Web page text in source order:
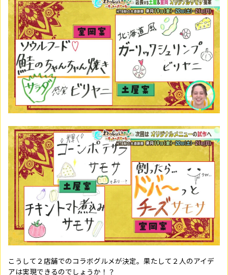
こうして２店舗でのコラボグルメが決定。果たして２人のアイデ
アは実現できるのでしょうか！？